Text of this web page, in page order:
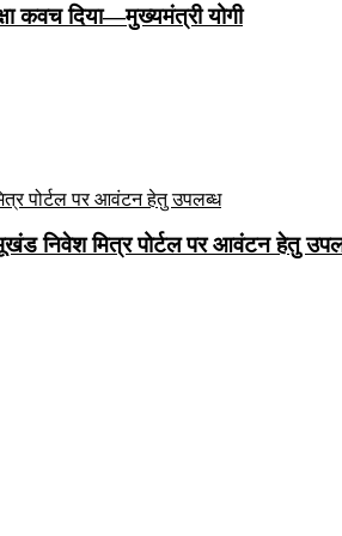
कवच दिया—मुख्यमंत्री योगी
निवेश मित्र पोर्टल पर आवंटन हेतु